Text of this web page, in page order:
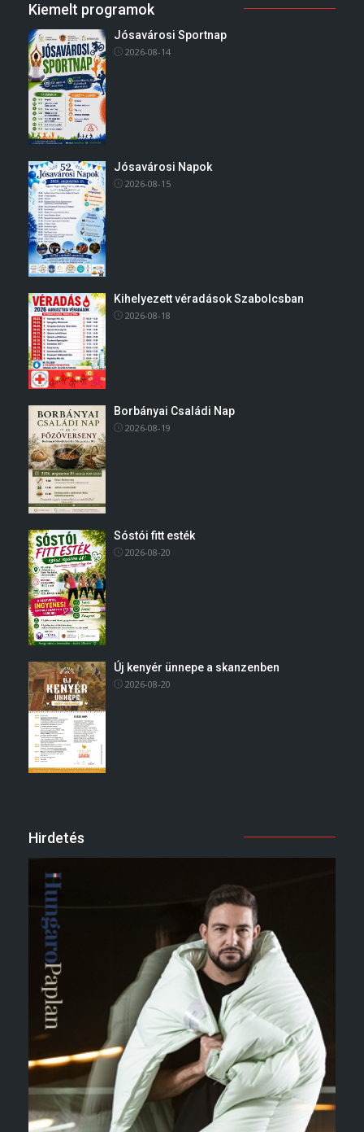
Kiemelt programok
Jósavárosi Sportnap
2026-08-14
Jósavárosi Napok
2026-08-15
Kihelyezett véradások Szabolcsban
2026-08-18
Borbányai Családi Nap
2026-08-19
Sóstói fitt esték
2026-08-20
Új kenyér ünnepe a skanzenben
2026-08-20
Hirdetés